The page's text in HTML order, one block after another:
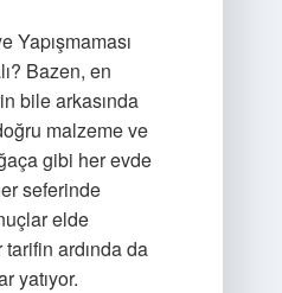
Yapışmaması
Bazen, en
bile arkasında
malzeme ve
gibi her evde
seferinde
elde
ardında da
yatıyor.